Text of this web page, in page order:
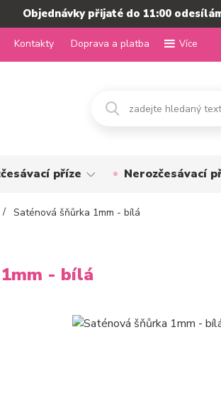
Objednávky přijaté do 11:00
Kontakty Doprava a platba Více
příze Nerozčesávací
Saténová šňůrka 1mm - bílá
- bílá